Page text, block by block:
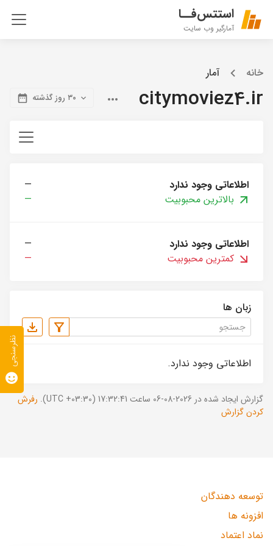
استتس‌فــا
آمارگیر وب سایت
خانه آمار
citymoviez4.ir ۳۰ روز گذشته
اطلاعاتی وجود ندارد
—
بالاترین محبوبیت
—
اطلاعاتی وجود ندارد
—
کمترین محبوبیت
—
زبان ها
اطلاعاتی وجود ندارد.
گزارش ایجاد شده در 2026-08-06 ساعت 17:32:41 (UTC +03:30).
رفرش
کردن گزارش
توسعه دهندگان
افزونه ها
نماد اعتماد
نظرسنجی